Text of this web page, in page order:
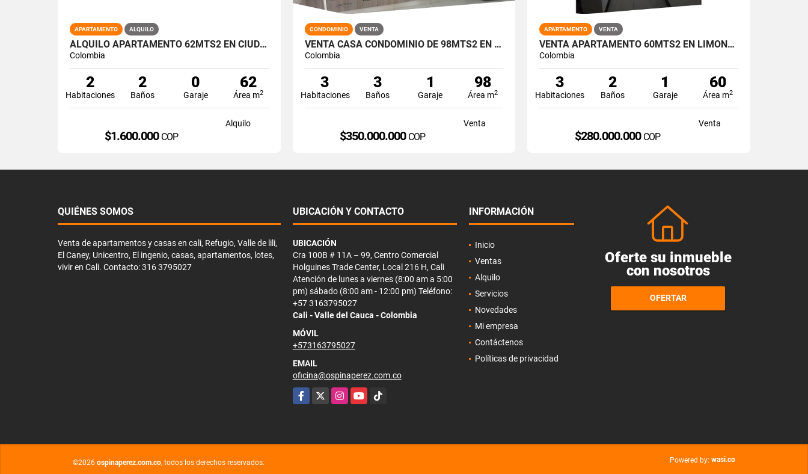
APARTAMENTO ALQUILO
ALQUILO APARTAMENTO 62MTS2 EN CIUDAD MELÉNDEZ. SUR DE CALI. A-175
Colombia
2
Habitaciones
2
Baños
0
Garaje
62
Área m2
Alquilo
$1.600.000 COP
CONDOMINIO VENTA
VENTA CASA CONDOMINIO DE 98MTS2 EN ALFAGUARA, JAMUNDÍ 6182-1
Colombia
3
Habitaciones
3
Baños
1
Garaje
98
Área m2
Venta
$350.000.000 COP
APARTAMENTO VENTA
VENTA APARTAMENTO 60MTS2 EN LIMONAR, SUR DE CALI 14804-1
Colombia
3
Habitaciones
2
Baños
1
Garaje
60
Área m2
Venta
$280.000.000 COP
QUIÉNES SOMOS
Venta de apartamentos y casas en cali, Refugio, Valle de lili,
El Caney, Unicentro, El ingenio, casas, apartamentos, lotes,
vivir en Cali. Contacto: 316 3795027
UBICACIÓN Y CONTACTO
UBICACIÓN
Cra 100B # 11A – 99, Centro Comercial
Holguines Trade Center, Local 216 H, Cali
Atención de lunes a viernes (8:00 am a 5:00
pm) sábado (8:00 am - 12:00 pm) Teléfono:
+57 3163795027
Cali - Valle del Cauca - Colombia
MÓVIL
+573163795027
EMAIL
oficina@ospinaperez.com.co
Facebook
X InstagramYouTubeTikTok
INFORMACIÓN
Inicio
Ventas
Alquilo
Servicios
Novedades
Mi empresa
Contáctenos
Políticas de privacidad
Oferte su inmueble
con nosotros
OFERTAR
©2026 ospinaperez.com.co, todos los derechos reservados. Powered by: wasi.co